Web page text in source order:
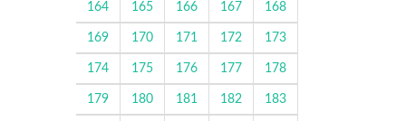
164 165 166 167 168
169 170 171 172 173
174 175 176 177 178
179 180 181 182 183